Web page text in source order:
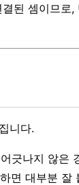
된 셈이므로,
니다.
긋나지 않은
면 대부분 잘